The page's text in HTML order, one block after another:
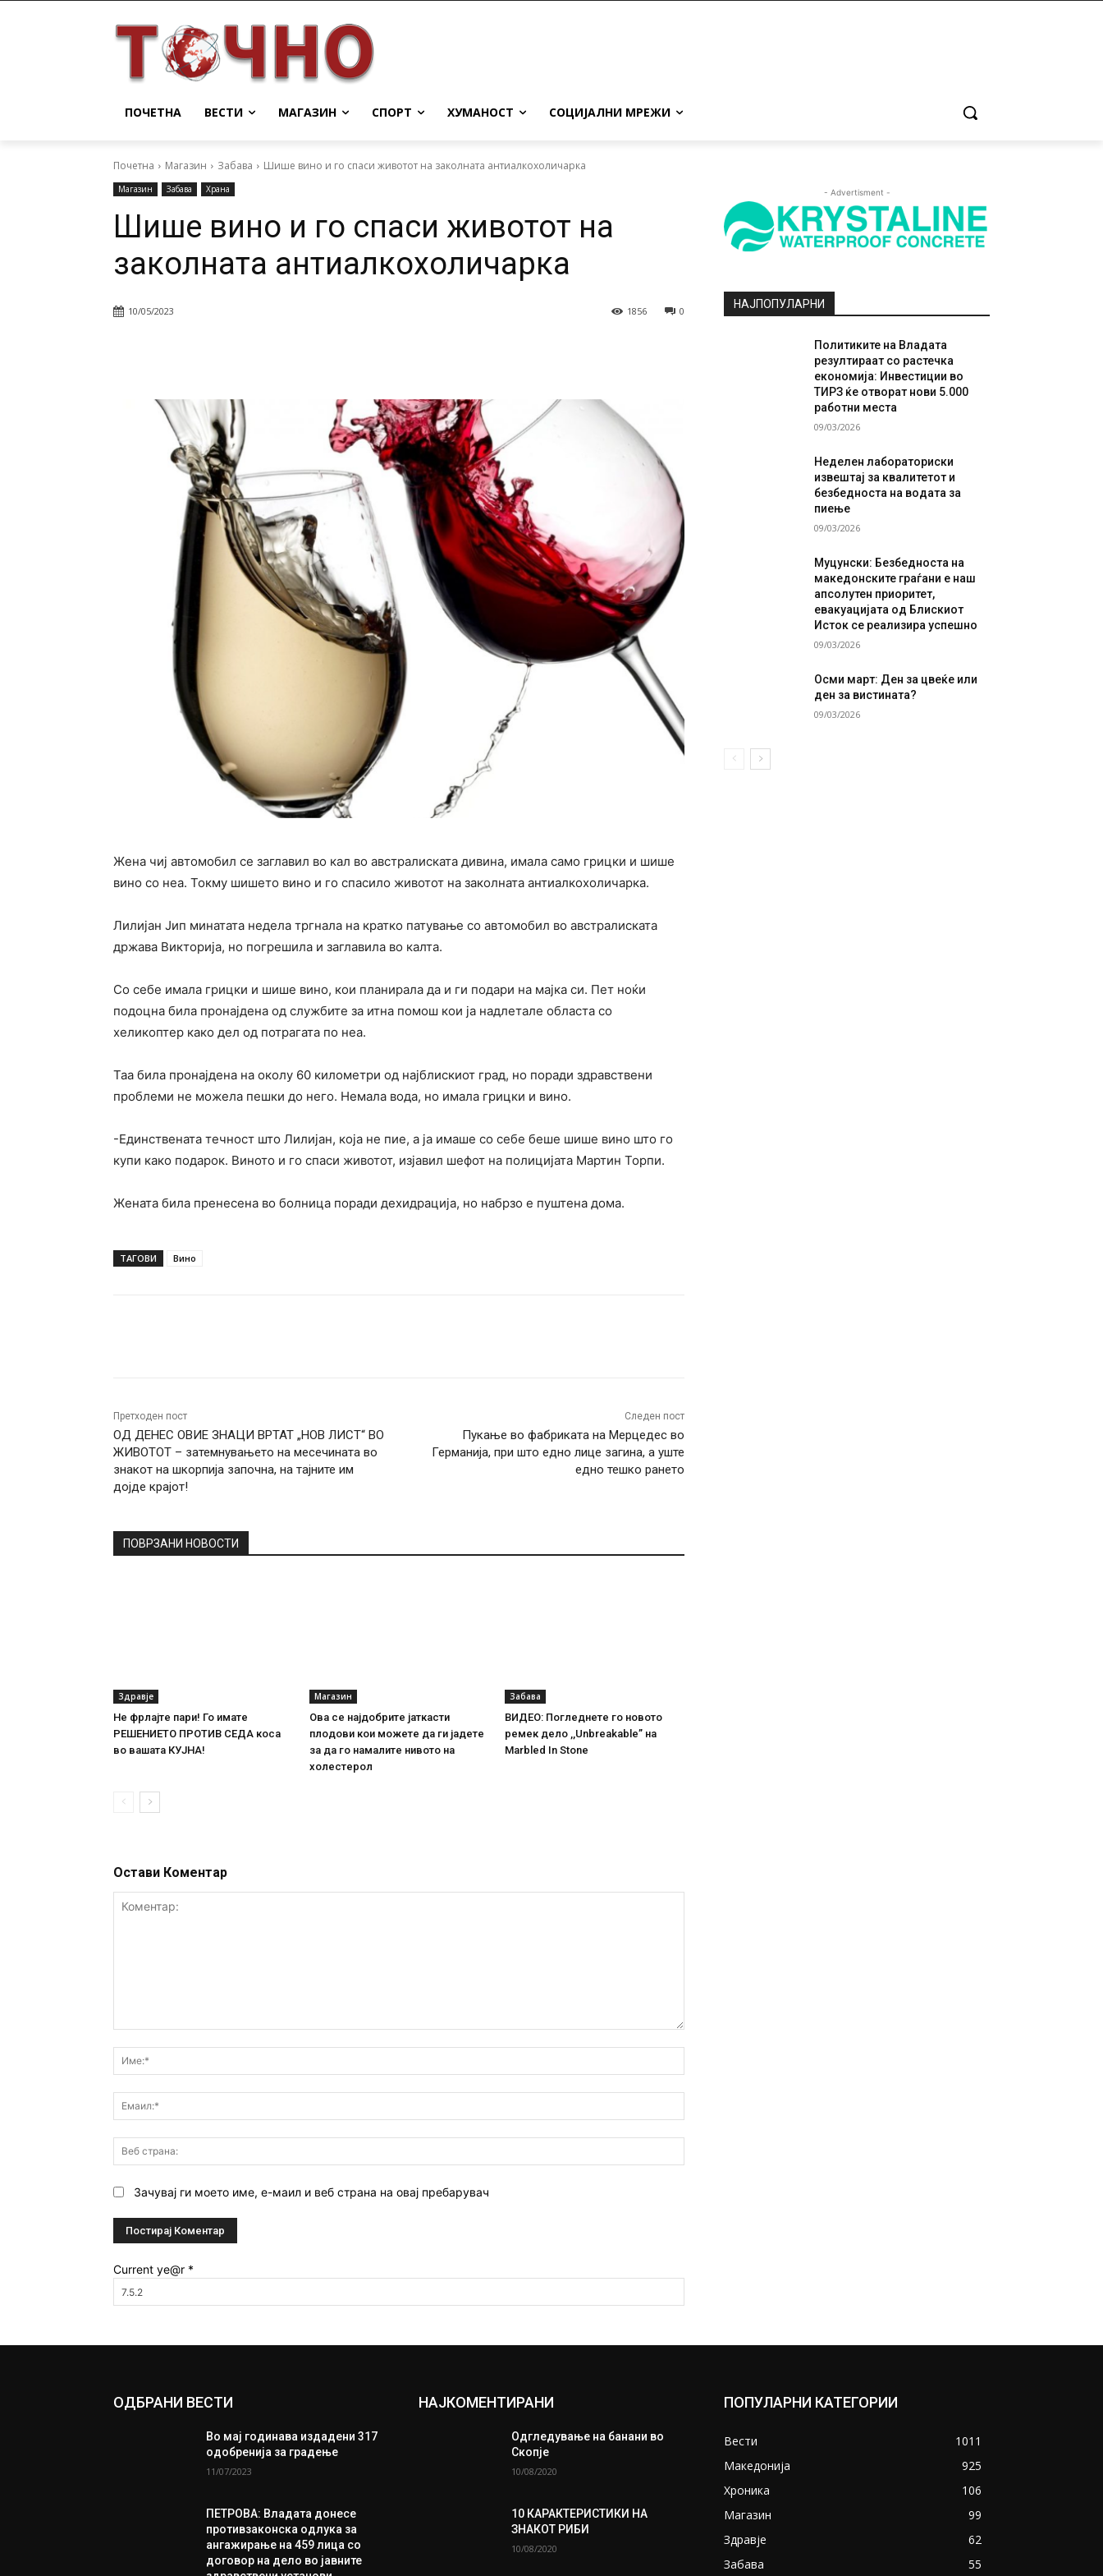
ПОЧЕТНА ВЕСТИ МАГАЗИН СПОРТ ХУМАНОСТ СОЦИЈАЛНИ МРЕЖИ
Почетна Магазин Забава Шише вино и го спаси животот на заколната антиалкохоличарка
Магазин Забава Храна
Шише вино и го спаси животот на
заколната антиалкохоличарка
10/05/2023 0
1856
Жена чиј автомобил се заглавил во кал во австралиската дивина, имала само грицки и шише
вино со неа. Токму шишето вино и го спасило животот на заколната антиалкохоличарка.
Лилијан Јип минатата недела тргнала на кратко патување со автомобил во австралиската
држава Викторија, но погрешила и заглавила во калта.
Со себе имала грицки и шише вино, кои планирала да и ги подари на мајка си. Пет ноќи
подоцна била пронајдена од службите за итна помош кои ја надлетале областа со
хеликоптер како дел од потрагата по неа.
Таа била пронајдена на околу 60 километри од најблискиот град, но поради здравствени
проблеми не можела пешки до него. Немала вода, но имала грицки и вино.
-Единствената течност што Лилијан, која не пие, а ја имаше со себе беше шише вино што го
купи како подарок. Виното и го спаси животот, изјавил шефот на полицијата Мартин Торпи.
Жената била пренесена во болница поради дехидрација, но набрзо е пуштена дома.
ТАГОВИ Вино
Претходен пост
ОД ДЕНЕС ОВИЕ ЗНАЦИ ВРТАТ „НОВ ЛИСТ“ ВО
ЖИВОТОТ – затемнувањето на месечината во
знакот на шкорпија започна, на тајните им
дојде крајот!
Следен пост
Пукање во фабриката на Мерцедес во
Германија, при што едно лице загина, а уште
едно тешко рането
ПОВРЗАНИ НОВОСТИ
Здравје
Не фрлајте пари! Го имате
РЕШЕНИЕТО ПРОТИВ СЕДА коса
во вашата КУЈНА!
Магазин
Ова се најдобрите јаткасти
плодови кои можете да ги јадете
за да го намалите нивото на
холестерол
Забава
ВИДЕО: Погледнете го новото
ремек дело ,,Unbreakable” на
Marbled In Stone
Остави Коментар
страна:
Зачувај ги моето име, е-маил и веб страна на овај пребарувач
Current ye@r *
- Advertisment -
НАЈПОПУЛАРНИ
Политиките на Владата
резултираат со растечка
економија: Инвестиции во
ТИРЗ ќе отворат нови 5.000
работни места
09/03/2026
Неделен лабораториски
извештај за квалитетот и
безбедноста на водата за
пиење
09/03/2026
Муцунски: Безбедноста на
македонските граѓани е наш
апсолутен приоритет,
евакуацијата од Блискиот
Исток се реализира успешно
09/03/2026
Осми март: Ден за цвеќе или
ден за вистината?
09/03/2026
ОДБРАНИ ВЕСТИ
Во мај годинава издадени 317
одобренија за градење
11/07/2023
ПЕТРОВА: Владата донесе
противзаконска одлука за
ангажирање на 459 лица со
договор на дело во јавните
НАЈКОМЕНТИРАНИ
Одгледување на банани во
Скопје
10/08/2020
10 КАРАКТЕРИСТИКИ НА
ЗНАКОТ РИБИ
10/08/2020
ПОПУЛАРНИ КАТЕГОРИИ
Вести
1011
Македонија
925
Хроника
106
Магазин
99
Здравје
62
Забава
55